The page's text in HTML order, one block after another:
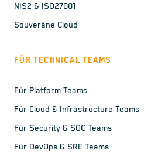
NIS2 & ISO27001
Souveräne Cloud
FÜR TECHNICAL TEAMS
Für Platform Teams
Für Cloud & Infrastructure Teams
Für Security & SOC Teams
Für DevOps & SRE Teams